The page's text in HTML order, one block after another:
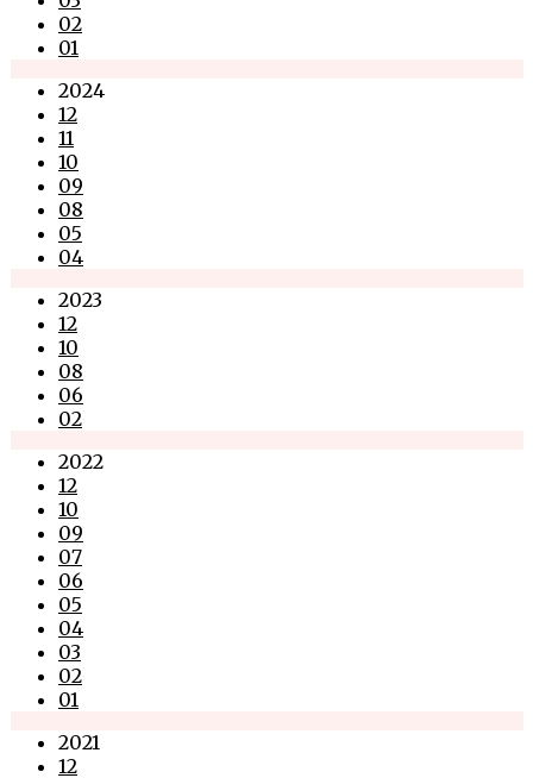
02
01
2024
12
11
10
09
08
05
04
2023
12
10
08
06
02
2022
12
10
09
07
06
05
04
03
02
01
2021
12